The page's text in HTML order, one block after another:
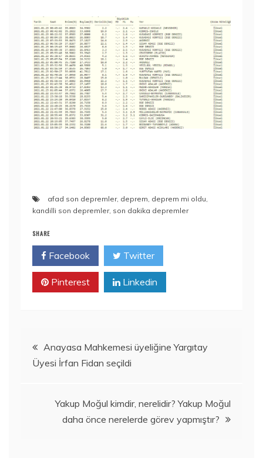
afad son depremler, deprem, deprem mi oldu,
kandilli son depremler, son dakika depremler
SHARE
Facebook Twitter
Pinterest Linkedin
Yazı
gezinmesi
Anayasa Mahkemesi üyeliğine Yargıtay
Üyesi İrfan Fidan seçildi
Yakup Moğul kimdir, nerelidir? Yakup Moğul
daha önce nerelerde görev yapmıştır?